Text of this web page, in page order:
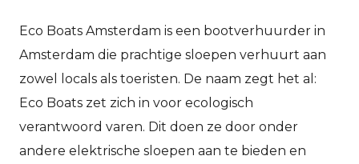
Eco Boats Amsterdam is een bootverhuurder in
Amsterdam die prachtige sloepen verhuurt aan
zowel locals als toeristen. De naam zegt het al:
Eco Boats zet zich in voor ecologisch
verantwoord varen. Dit doen ze door onder
andere elektrische sloepen aan te bieden en